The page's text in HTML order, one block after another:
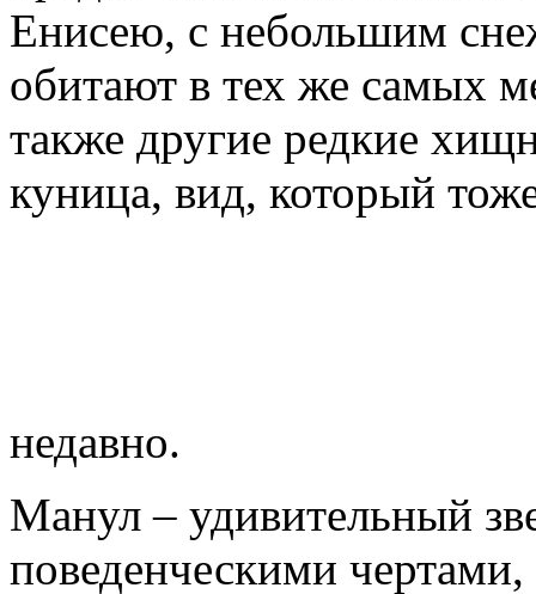
Енисею, с небольшим
обитают в тех же самых
также другие редкие
куница, вид, который
недавно.
Манул – удивительный
поведенческими